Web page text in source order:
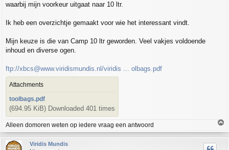
waarbij mijn voorkeur uitgaat naar 10 ltr.
Ik heb een overzichtje gemaakt voor wie het interessant vindt.
Mijn keuze is die van Camp 10 ltr geworden. Veel vakjes voldoende
inhoud en diverse ogen.
ftp://xbcs@www.viridismundis.nl/viridis ... olbags.pdf
Attachments
toolbags.pdf
(694.95 KiB) Downloaded 401 times
Alleen domoren weten op iedere vraag een antwoord
o
p
Viridis Mundis